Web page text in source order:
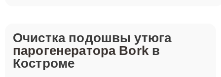
Очистка подошвы утюга
парогенератора Borkв
Костроме